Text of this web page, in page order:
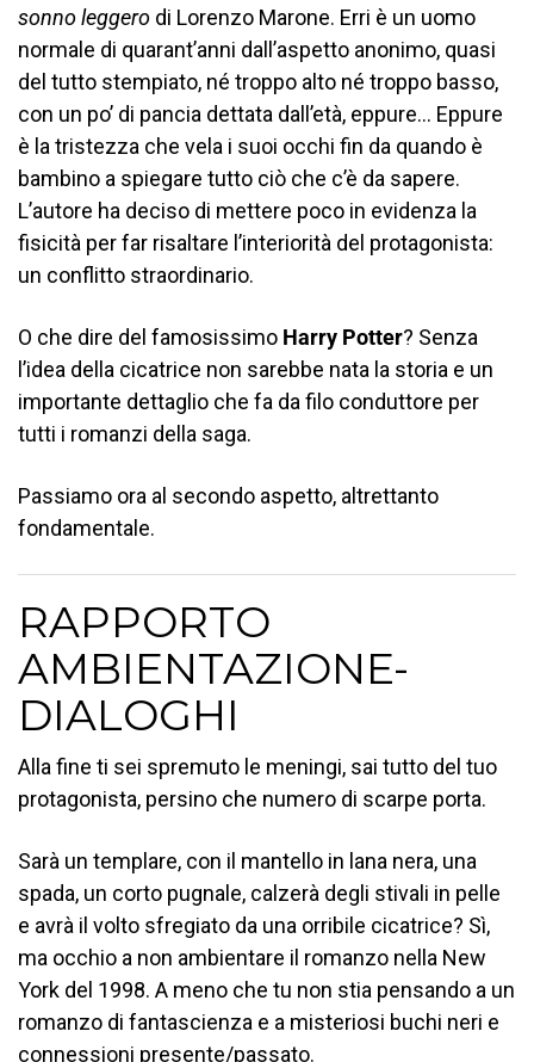
sonno leggero di Lorenzo Marone. Erri è un uomo
normale di quarant’anni dall’aspetto anonimo, quasi
del tutto stempiato, né troppo alto né troppo basso,
con un po’ di pancia dettata dall’età, eppure… Eppure
è la tristezza che vela i suoi occhi fin da quando è
bambino a spiegare tutto ciò che c’è da sapere.
L’autore ha deciso di mettere poco in evidenza la
fisicità per far risaltare l’interiorità del protagonista:
un conflitto straordinario.
O che dire del famosissimo Harry Potter? Senza
l’idea della cicatrice non sarebbe nata la storia e un
importante dettaglio che fa da filo conduttore per
tutti i romanzi della saga.
Passiamo ora al secondo aspetto, altrettanto
fondamentale.
RAPPORTO
AMBIENTAZIONE-
DIALOGHI
Alla fine ti sei spremuto le meningi, sai tutto del tuo
protagonista, persino che numero di scarpe porta.
Sarà un templare, con il mantello in lana nera, una
spada, un corto pugnale, calzerà degli stivali in pelle
e avrà il volto sfregiato da una orribile cicatrice? Sì,
ma occhio a non ambientare il romanzo nella New
York del 1998. A meno che tu non stia pensando a un
romanzo di fantascienza e a misteriosi buchi neri e
connessioni presente/passato.